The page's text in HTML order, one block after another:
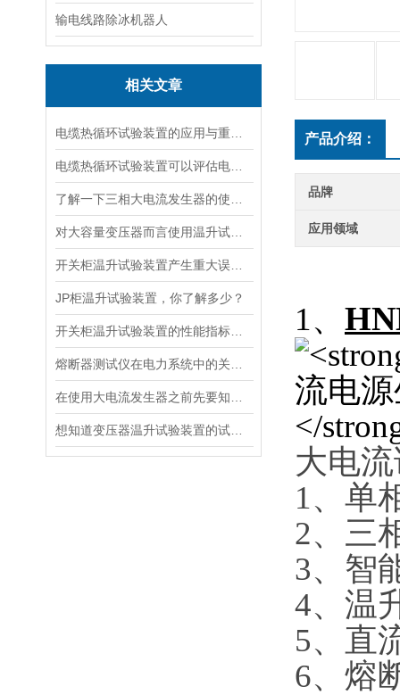
输电线路除冰机器人
相关文章
JP柜温升试验装置，你了解多少？
产品介绍：
品牌
应用领域
1、
大电
1、单
2、三
3、智
4、温
5、直
6、熔